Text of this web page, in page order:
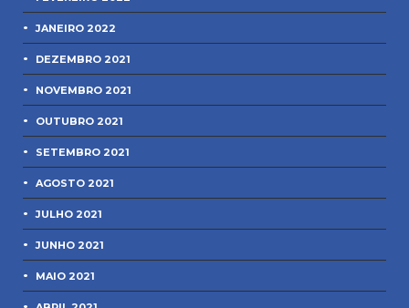
JANEIRO 2022
DEZEMBRO 2021
NOVEMBRO 2021
OUTUBRO 2021
SETEMBRO 2021
AGOSTO 2021
JULHO 2021
JUNHO 2021
MAIO 2021